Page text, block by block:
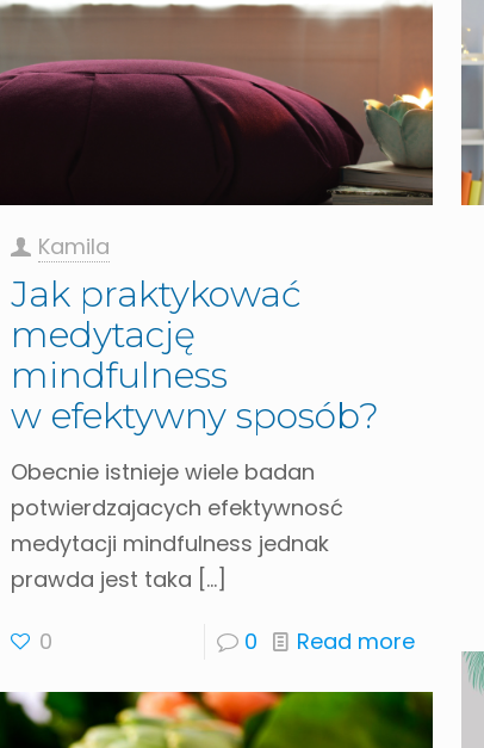
Kamila
Jak praktykować
medytację
mindfulness
w efektywny sposób?
Obecnie istnieje wiele badan
potwierdzajacych efektywnosć
medytacji mindfulness jednak
prawda jest taka […]
0 0 Read more